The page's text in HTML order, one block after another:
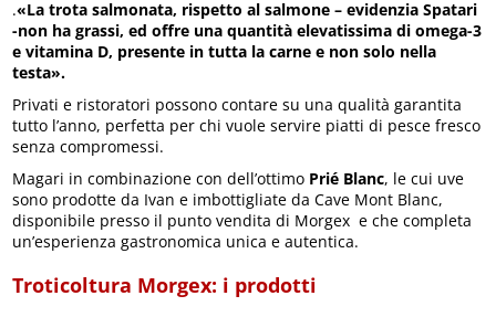
.«La trota salmonata, rispetto al salmone – evidenzia Spatari
-non ha grassi, ed offre una quantità elevatissima di omega-3
e vitamina D, presente in tutta la carne e non solo nella
testa».
Privati e ristoratori possono contare su una qualità garantita
tutto l’anno, perfetta per chi vuole servire piatti di pesce fresco
senza compromessi.
Magari in combinazione con dell’ottimo Prié Blanc, le cui uve
sono prodotte da Ivan e imbottigliate da Cave Mont Blanc,
disponibile presso il punto vendita di Morgex e che completa
un’esperienza gastronomica unica e autentica.
Troticoltura Morgex: i prodotti